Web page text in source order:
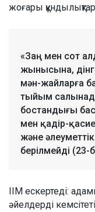
жоғары
«Заң мен сот
жынысына,
мән-жайларға
тыйым
бостандығы
мен қадір-
және
берілмейді (23-
ІІМ ескертеді:
әйелдерді